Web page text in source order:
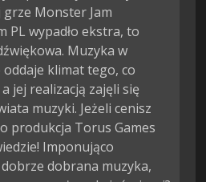
grze Monster Jam
PL wypadło ekstra, to
Muzyka w
klimat tego, co
jej realizacją zajęli się
muzyki. Jeżeli cenisz
produkcja Torus Games
Imponująco
dobrana muzyka,